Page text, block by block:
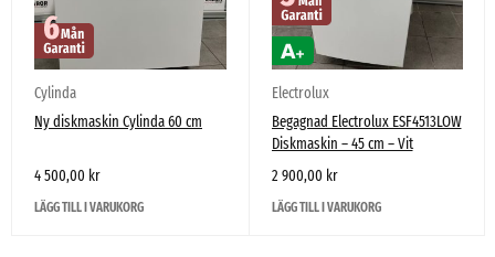
Cylinda
Ny diskmaskin Cylinda 60 cm
4 500,00 kr
LÄGG TILL I VARUKORG
Electrolux
Begagnad Electrolux ESF4513LOW
Diskmaskin – 45 cm – Vit
2 900,00 kr
LÄGG TILL I VARUKORG